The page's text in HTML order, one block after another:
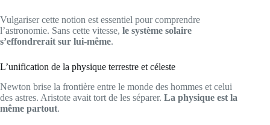
Vulgariser cette notion est essentiel pour comprendre
l’astronomie. Sans cette vitesse, le système solaire
s’effondrerait sur lui-même.
L’unification de la physique terrestre et céleste
Newton brise la frontière entre le monde des hommes et celui
des astres. Aristote avait tort de les séparer. La physique est la
même partout.